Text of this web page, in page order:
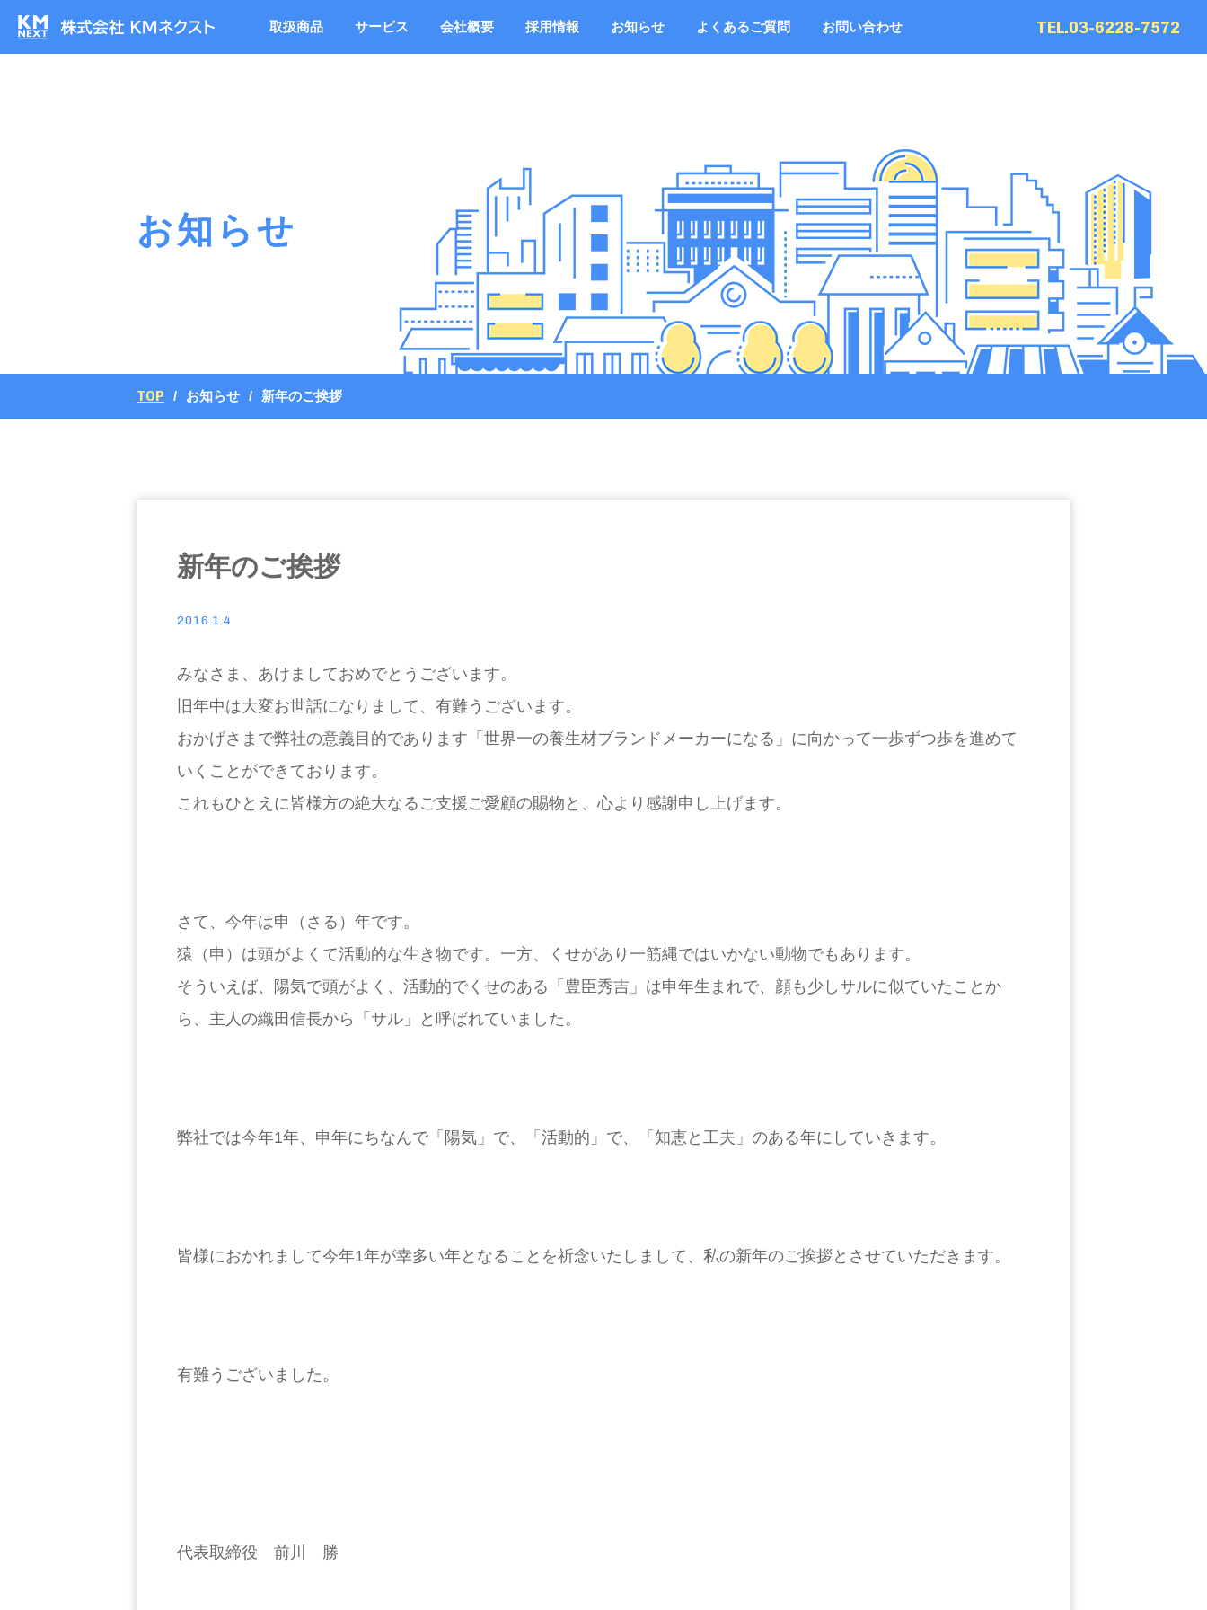
取扱商品 サービス 会社概要 採用情報 お知らせ よくあるご質問 お問い合わせ TEL.03-6228-7572
お知らせ
TOP お知らせ 新年のご挨拶
新年のご挨拶
2016.1.4
みなさま、あけましておめでとうございます。
旧年中は大変お世話になりまして、有難うございます。
おかげさまで弊社の意義目的であります「世界一の養生材ブランドメーカーになる」に向かって一歩ずつ歩を進めて
いくことができております。
これもひとえに皆様方の絶大なるご支援ご愛顧の賜物と、心より感謝申し上げます。
さて、今年は申（さる）年です。
猿（申）は頭がよくて活動的な生き物です。一方、くせがあり一筋縄ではいかない動物でもあります。
そういえば、陽気で頭がよく、活動的でくせのある「豊臣秀吉」は申年生まれで、顔も少しサルに似ていたことか
ら、主人の織田信長から「サル」と呼ばれていました。
弊社では今年1年、申年にちなんで「陽気」で、「活動的」で、「知恵と工夫」のある年にしていきます。
皆様におかれまして今年1年が幸多い年となることを祈念いたしまして、私の新年のご挨拶とさせていただきます。
有難うございました。
代表取締役 前川 勝